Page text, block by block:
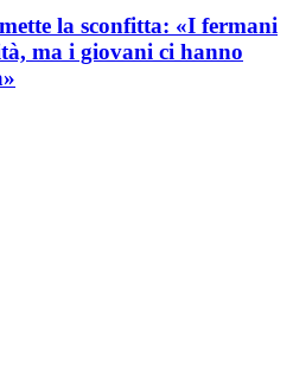
la sconfitta: «I fermani
ma i giovani ci hanno